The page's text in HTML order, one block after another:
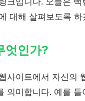
대해 살펴보도록 하
엇인가?
사이트에서 자신의
의미합니다. 예를 들